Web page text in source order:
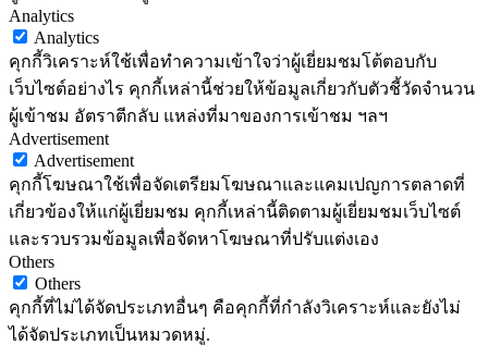
Analytics
Analytics
คุกกี้วิเคราะห์ใช้เพื่อทำความเข้าใจว่าผู้เยี่ยมชมโต้ตอบกับ
เว็บไซต์อย่างไร คุกกี้เหล่านี้ช่วยให้ข้อมูลเกี่ยวกับตัวชี้วัดจำนวน
ผู้เข้าชม อัตราตีกลับ แหล่งที่มาของการเข้าชม ฯลฯ
Advertisement
Advertisement
คุกกี้โฆษณาใช้เพื่อจัดเตรียมโฆษณาและแคมเปญการตลาดที่
เกี่ยวข้องให้แก่ผู้เยี่ยมชม คุกกี้เหล่านี้ติดตามผู้เยี่ยมชมเว็บไซต์
และรวบรวมข้อมูลเพื่อจัดหาโฆษณาที่ปรับแต่งเอง
Others
Others
คุกกี้ที่ไม่ได้จัดประเภทอื่นๆ คือคุกกี้ที่กำลังวิเคราะห์และยังไม่
ได้จัดประเภทเป็นหมวดหมู่.